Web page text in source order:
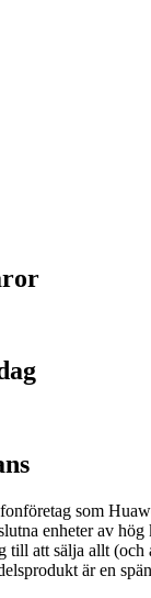
som
enheter av
till att sälja allt
är en